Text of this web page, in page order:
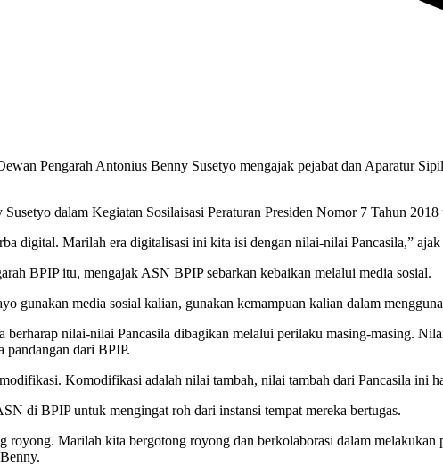
Pengarah Antonius Benny Susetyo mengajak pejabat dan Aparatur
dalam Kegiatan Sosilaisasi Peraturan Presiden Nomor 7 Tahun
digital. Marilah era digitalisasi ini kita isi dengan nilai-nilai Pancasila,”
BPIP itu, mengajak ASN BPIP sebarkan kebaikan melalui media sosial.
gunakan media sosial kalian, gunakan kemampuan kalian dalam
berharap nilai-nilai Pancasila dibagikan melalui perilaku masing-masing.
pandangan dari BPIP.
Komodifikasi adalah nilai tambah, nilai tambah dari Pancasila ini
di BPIP untuk mengingat roh dari instansi tempat mereka bertugas.
royong. Marilah kita bergotong royong dan berkolaborasi dalam